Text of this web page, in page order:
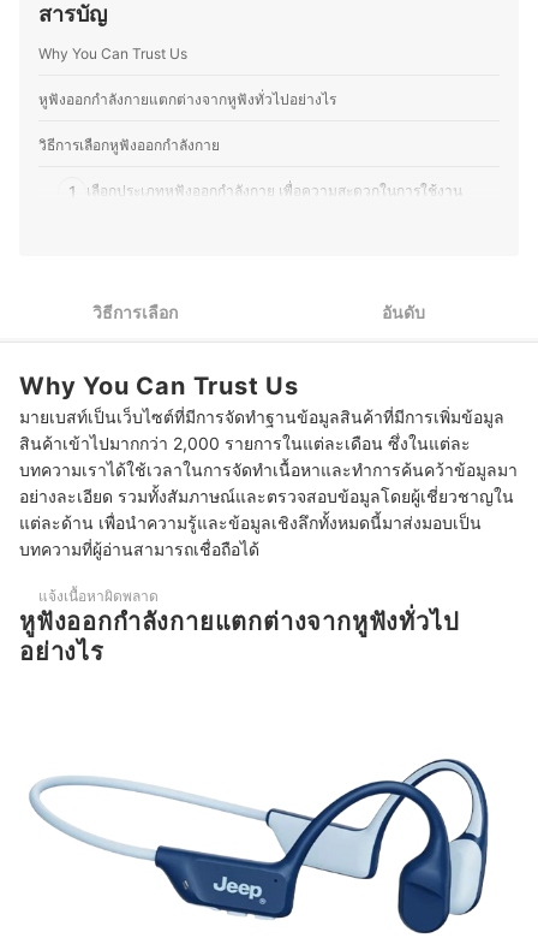
การใช้งานจริง และความคุ้มค่าของผลิตภัณฑ์อย่างเป็นระบบ
ด้อยของสินค้าเทคโนโลยีแต่ละประเภทได้อย่างชัดเจน ทำให้
ทั้งในแง่ของการเลือกซื้อ อัปเกรด และดูแลรักษา เพื่อให้ผู้อ่าน
อย่างคุ้มค่า
สารบัญ
Why You Can Trust Us
หูฟังออกกำลังกายแตกต่างจากหูฟังทั่วไปอย่างไร
วิธีการเลือกหูฟังออกกำลังกาย
1 เลือกประเภทหูฟังออกกำลังกาย เพื่อความสะดวกในการใช้งาน
4 เลือกจากประสิทธิภาพกันน้ำ ตามประเภทการออกกำลังกาย
5 ตรวจสอบฟังก์ชันเพิ่มเติม เพื่อการใช้งานที่ดียิ่งขึ้น
6 พิจารณาความละเอียดของไฟล์เสียงเพื่อคุณภาพของเสียงที่ดี
10 หูฟังออกกำลังกาย ยี่ห้อไหนดี แบบมีสาย ไร้สาย กันน้ำ
หูฟังออกกำลังกายควรดูแลและทำความสะอาดอย่างไร
สามารถใช้หูฟังออกกำลังกายสำหรับวิ่งมาราธอนได้หรือไม่
วิธีการเลือก อันดับ
Why You Can Trust Us
มายเบสท์เป็นเว็บไซต์ที่มีการจัดทำฐานข้อมูลสินค้าที่มีการเพิ่มข้อมูล
สินค้าเข้าไปมากกว่า 2,000 รายการในแต่ละเดือน ซึ่งในแต่ละ
บทความเราได้ใช้เวลาในการจัดทำเนื้อหาและทำการค้นคว้าข้อมูลมา
อย่างละเอียด รวมทั้งสัมภาษณ์และตรวจสอบข้อมูลโดยผู้เชี่ยวชาญใน
แต่ละด้าน เพื่อนำความรู้และข้อมูลเชิงลึกทั้งหมดนี้มาส่งมอบเป็น
บทความที่ผู้อ่านสามารถเชื่อถือได้
แจ้งเนื้อหาผิดพลาด
หูฟังออกกำลังกายแตกต่างจากหูฟังทั่วไป
อย่างไร